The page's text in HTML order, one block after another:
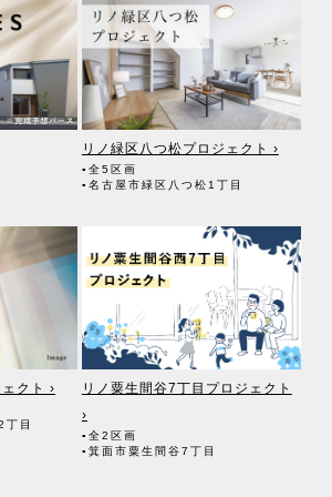
リノ緑区八つ松プロジェクト ›
▪全5区画
▪名古屋市緑区八つ松1丁目
クト ›
丁目
リノ粟生間谷7丁目プロジェクト
›
▪全2区画
▪箕面市粟生間谷7丁目